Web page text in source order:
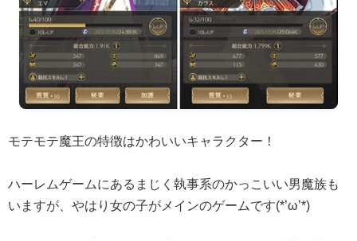
モテモテ魔王の特徴はかわいいキャラクター！
ハーレムゲームにあるまじく執事系のかっこいい男魔族も
いますが、やはり女の子がメインのゲームです(*’ω’*)